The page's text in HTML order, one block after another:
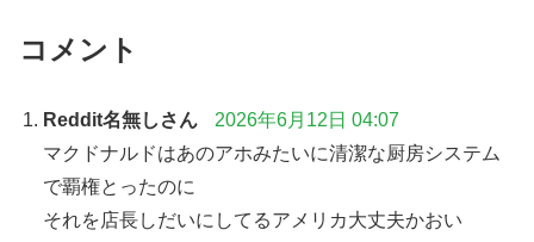
コメント
Reddit名無しさん
2026年6月12日 04:07
マクドナルドはあのアホみたいに清潔な厨房システム
で覇権とったのに
それを店長しだいにしてるアメリカ大丈夫かおい